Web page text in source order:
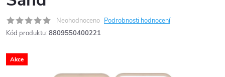
Neohodnoceno Podrobnosti hodnocení
Kód produktu: 8809550400221
Akce